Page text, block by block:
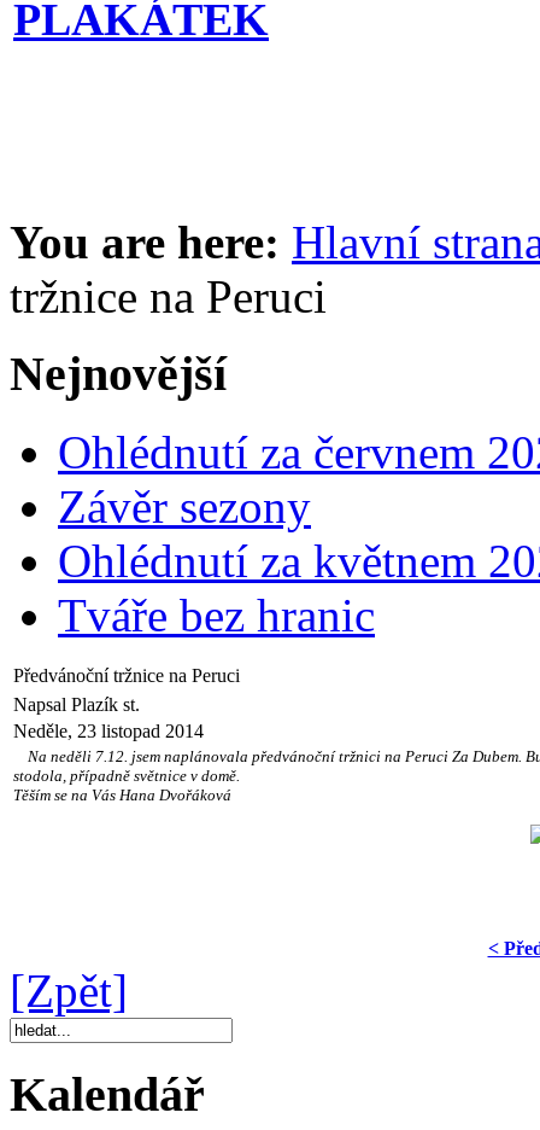
PLAKÁTEK
You are here: Hlavní
tržnice na Peruci
Nejnovější
Ohlédnutí za červnem
Závěr sezony
Ohlédnutí za květnem
Tváře bez hranic
Předvánoční tržnice na Peruci
Napsal Plazík st.
Neděle, 23 listopad 2014
Na neděli 7.12. jsem naplánovala předv​ánoční tržnici na Peruci Za Dubem.
stodola, případně světnice v domě.
Těším se na Vás Hana Dvořáková
<
[Zpět]
Kalendář